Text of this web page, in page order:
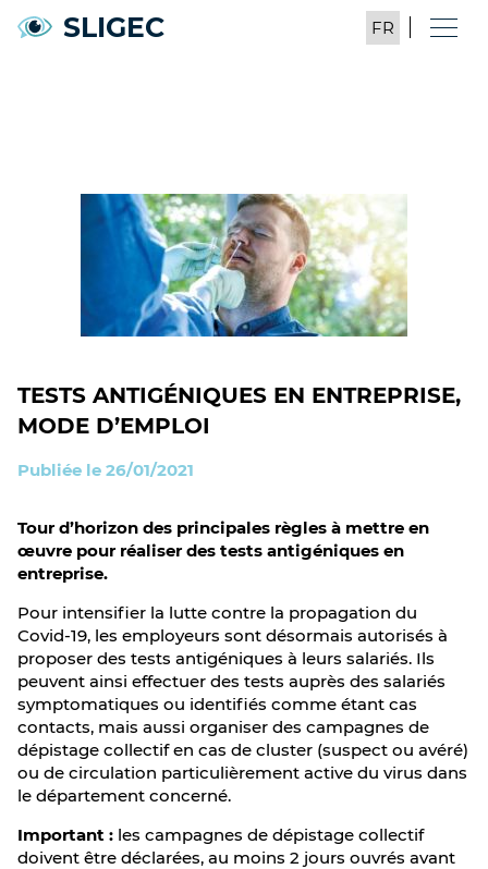
SLIGEC
TESTS ANTIGÉNIQUES EN ENTREPRISE,
MODE D’EMPLOI
Publiée le 26/01/2021
Tour d’horizon des principales règles à mettre en
œuvre pour réaliser des tests antigéniques en
entreprise.
Pour intensifier la lutte contre la propagation du
Covid-19, les employeurs sont désormais autorisés à
proposer des tests antigéniques à leurs salariés. Ils
peuvent ainsi effectuer des tests auprès des salariés
symptomatiques ou identifiés comme étant cas
contacts, mais aussi organiser des campagnes de
dépistage collectif en cas de cluster (suspect ou avéré)
ou de circulation particulièrement active du virus dans
le département concerné.
Important : les campagnes de dépistage collectif
doivent être déclarées, au moins 2 jours ouvrés avant